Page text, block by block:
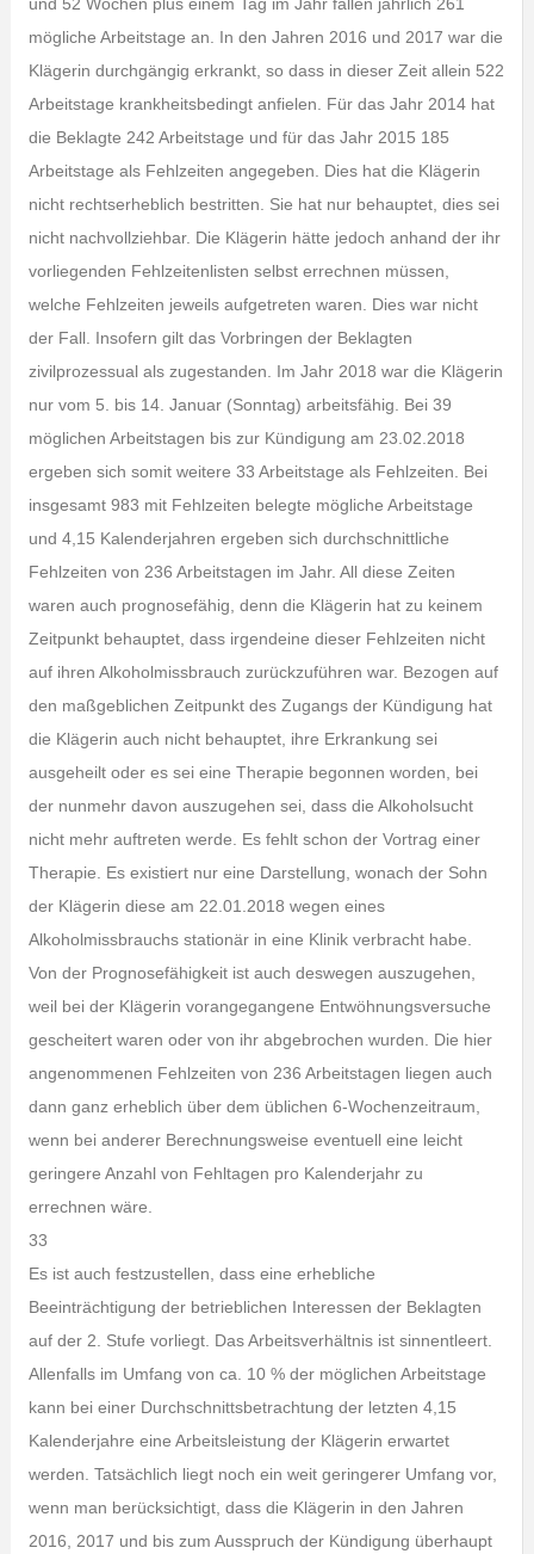
mögliche Arbeitstage an. In den Jahren 2016 und 2017 war die
Klägerin durchgängig erkrankt, so dass in dieser Zeit allein 522
Arbeitstage krankheitsbedingt anfielen. Für das Jahr 2014 hat
die Beklagte 242 Arbeitstage und für das Jahr 2015 185
Arbeitstage als Fehlzeiten angegeben. Dies hat die Klägerin
nicht rechtserheblich bestritten. Sie hat nur behauptet, dies sei
nicht nachvollziehbar. Die Klägerin hätte jedoch anhand der ihr
vorliegenden Fehlzeitenlisten selbst errechnen müssen,
welche Fehlzeiten jeweils aufgetreten waren. Dies war nicht
der Fall. Insofern gilt das Vorbringen der Beklagten
zivilprozessual als zugestanden. Im Jahr 2018 war die Klägerin
nur vom 5. bis 14. Januar (Sonntag) arbeitsfähig. Bei 39
möglichen Arbeitstagen bis zur Kündigung am 23.02.2018
ergeben sich somit weitere 33 Arbeitstage als Fehlzeiten. Bei
insgesamt 983 mit Fehlzeiten belegte mögliche Arbeitstage
und 4,15 Kalenderjahren ergeben sich durchschnittliche
Fehlzeiten von 236 Arbeitstagen im Jahr. All diese Zeiten
waren auch prognosefähig, denn die Klägerin hat zu keinem
Zeitpunkt behauptet, dass irgendeine dieser Fehlzeiten nicht
auf ihren Alkoholmissbrauch zurückzuführen war. Bezogen auf
den maßgeblichen Zeitpunkt des Zugangs der Kündigung hat
die Klägerin auch nicht behauptet, ihre Erkrankung sei
ausgeheilt oder es sei eine Therapie begonnen worden, bei
der nunmehr davon auszugehen sei, dass die Alkoholsucht
nicht mehr auftreten werde. Es fehlt schon der Vortrag einer
Therapie. Es existiert nur eine Darstellung, wonach der Sohn
der Klägerin diese am 22.01.2018 wegen eines
Alkoholmissbrauchs stationär in eine Klinik verbracht habe.
Von der Prognosefähigkeit ist auch deswegen auszugehen,
weil bei der Klägerin vorangegangene Entwöhnungsversuche
gescheitert waren oder von ihr abgebrochen wurden. Die hier
angenommenen Fehlzeiten von 236 Arbeitstagen liegen auch
dann ganz erheblich über dem üblichen 6-Wochenzeitraum,
wenn bei anderer Berechnungsweise eventuell eine leicht
geringere Anzahl von Fehltagen pro Kalenderjahr zu
errechnen wäre.
33
Es ist auch festzustellen, dass eine erhebliche
Beeinträchtigung der betrieblichen Interessen der Beklagten
auf der 2. Stufe vorliegt. Das Arbeitsverhältnis ist sinnentleert.
Allenfalls im Umfang von ca. 10 % der möglichen Arbeitstage
kann bei einer Durchschnittsbetrachtung der letzten 4,15
Kalenderjahre eine Arbeitsleistung der Klägerin erwartet
werden. Tatsächlich liegt noch ein weit geringerer Umfang vor,
wenn man berücksichtigt, dass die Klägerin in den Jahren
2016, 2017 und bis zum Ausspruch der Kündigung überhaupt